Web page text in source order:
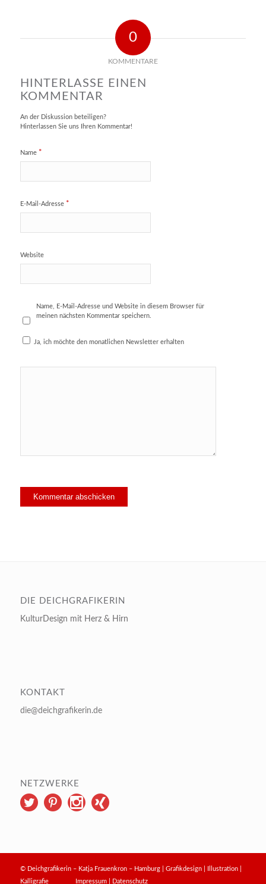
0
KOMMENTARE
HINTERLASSE EINEN
KOMMENTAR
An der Diskussion beteiligen?
Hinterlassen Sie uns Ihren Kommentar!
Name *
E-Mail-Adresse *
Website
Name, E-Mail-Adresse und Website in diesem Browser für
meinen nächsten Kommentar speichern.
Ja, ich möchte den monatlichen Newsletter erhalten
DIE DEICHGRAFIKERIN
KulturDesign mit Herz & Hirn
KONTAKT
die@deichgrafikerin.de
NETZWERKE
© Deichgrafikerin – Katja Frauenkron – Hamburg | Grafikdesign | Illustration |
Kalligrafie
Impressum| Datenschutz